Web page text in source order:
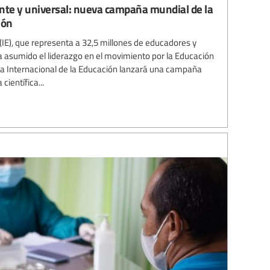
y universal: nueva campaña mundial de la
que representa a 32,5 millones de educadores y
el liderazgo en el movimiento por la Educación
Internacional de la Educación lanzará una campaña
científica...